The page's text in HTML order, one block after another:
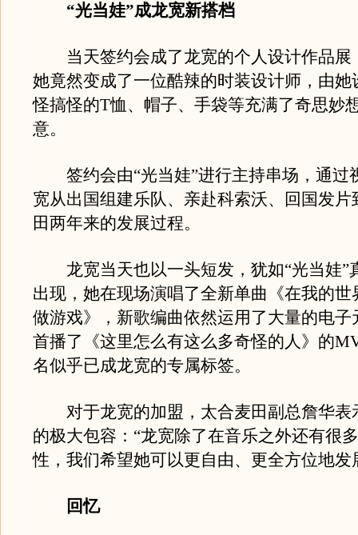
“光当娃”成龙宽新搭档
当天签约会成了龙宽的个人设计作品展
她竟然变成了一位酷辣的时装设计师，由她
怪搞怪的T恤、帽子、手袋等充满了奇思妙
意。
签约会由“光当娃”进行主持串场，通过
宽从出国组建乐队、亲赴科索沃、回国发片
田两年来的发展过程。
龙宽当天也以一头短发，犹如“光当娃”
出现，她在现场演唱了全新单曲《在我的世
做游戏》，新歌编曲依然运用了大量的电子
首播了《这里怎么有这么多奇怪的人》的
名似乎已成龙宽的专属标签。
对于龙宽的加盟，太合麦田副总詹华表
的极大包容：“龙宽除了在音乐之外还有很
性，我们希望她可以更自由、更全方位地发
回忆